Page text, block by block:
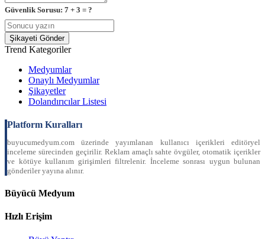
Güvenlik Sorusu: 7 + 3 = ?
Şikayeti Gönder
Trend Kategoriler
Medyumlar
Onaylı Medyumlar
Şikayetler
Dolandırıcılar Listesi
Platform Kuralları
buyucumedyum.com üzerinde yayımlanan kullanıcı içerikleri editöryel
inceleme sürecinden geçirilir. Reklam amaçlı sahte övgüler, otomatik içerikler
ve kötüye kullanım girişimleri filtrelenir. İnceleme sonrası uygun bulunan
gönderiler yayına alınır.
Büyücü Medyum
Hızlı Erişim